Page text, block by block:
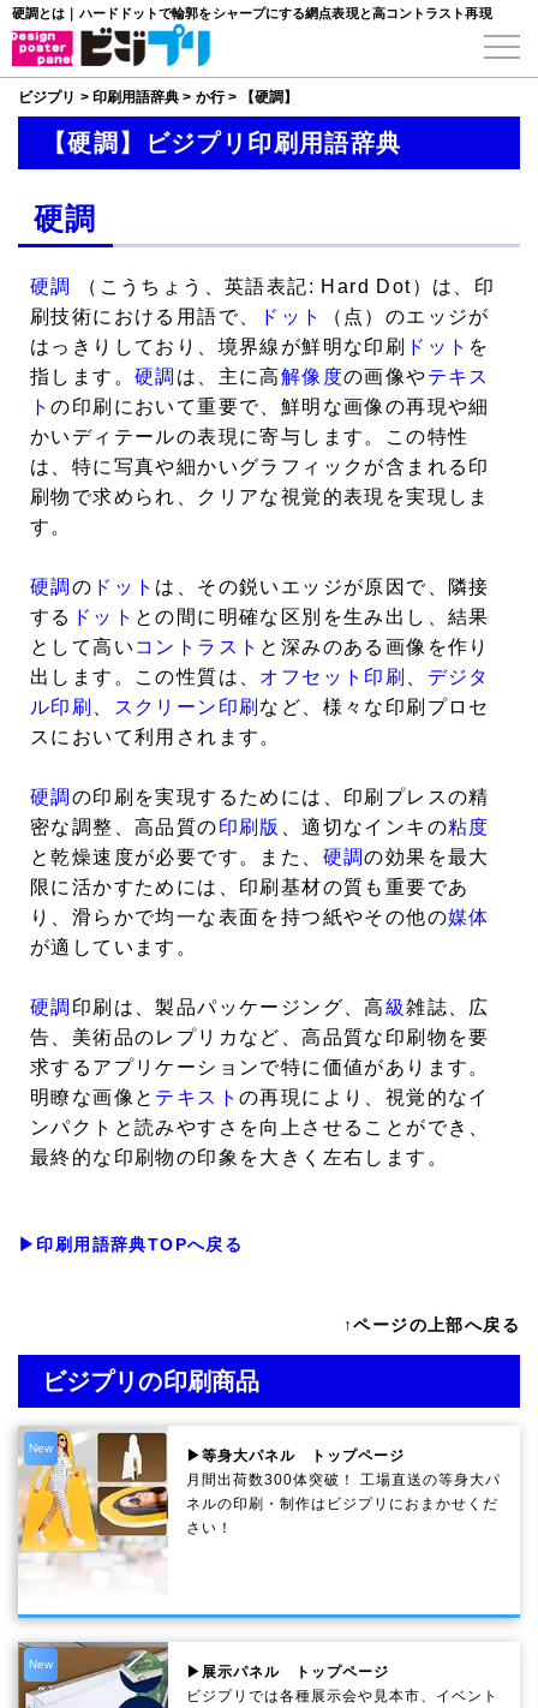
硬調とは｜ハードドットで輪郭をシャープにする網点表現と高コントラスト再現
ビジプリ > 印刷用語辞典 > か行> 【硬調】
【硬調】ビジプリ印刷用語辞典
硬調
硬調
（こうちょう、英語表記: Hard Dot）は、印
刷技術における用語で、
ドット
（点）のエッジが
はっきりしており、境界線が鮮明な印刷 ドット を
指します。 硬調 は、主に高解像度の画像やテキス
トの印刷において重要で、鮮明な画像の再現や細
かいディテールの表現に寄与します。この特性
は、特に写真や細かいグラフィックが含まれる印
刷物で求められ、クリアな視覚的表現を実現しま
す。
硬調 の ドット は、その鋭いエッジが原因で、隣接
する ドット との間に明確な区別を生み出し、結果
として高い コントラスト と深みのある画像を作り
出します。この性質は、 オフセット印刷
デジタ
ル印刷
スクリーン印刷 など、様々な印刷プロセ
スにおいて利用されます。
硬調 の印刷を実現するためには、印刷プレスの精
密な調整、高品質の印刷版 、適切なインキの粘度
と乾燥速度が必要です。また、 硬調の効果を最大
限に活かすためには、印刷基材の質も重要であ
り、滑らかで均一な表面を持つ紙やその他の媒体
が適しています。
硬調 印刷は、製品パッケージング、高級雑誌、広
告、美術品のレプリカなど、高品質な印刷物を要
求するアプリケーションで特に価値があります。
明瞭な画像と テキストの再現により、視覚的なイ
ンパクトと読みやすさを向上させることができ、
最終的な印刷物の印象を大きく左右します。
▶印刷用語辞典TOPへ戻る
↑ページの上部へ戻る
ビジプリの印刷商品
New
▶等身大パネル トップページ
月間出荷数300体突破！ 工場直送の等身大パ
ネルの印刷・制作は ビジプリ におまかせくだ
さい！
New
▶展示パネル トップページ
ビジプリでは各種展示会や見本市、イベント